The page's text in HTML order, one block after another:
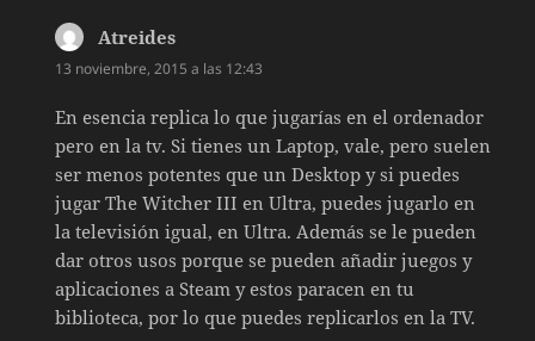
Atreides
13 noviembre, 2015 a las 12:43
En esencia replica lo que jugarías en el ordenador
pero en la tv. Si tienes un Laptop, vale, pero suelen
ser menos potentes que un Desktop y si puedes
jugar The Witcher III en Ultra, puedes jugarlo en
la televisión igual, en Ultra. Además se le pueden
dar otros usos porque se pueden añadir juegos y
aplicaciones a Steam y estos paracen en tu
biblioteca, por lo que puedes replicarlos en la TV.